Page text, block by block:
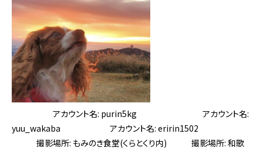
アカウント名: purin5kg アカウント名:
yuu_wakaba アカウント名: eririn1502
撮影場所: もみのき食堂(くらとくり内) 撮影場所: 和歌